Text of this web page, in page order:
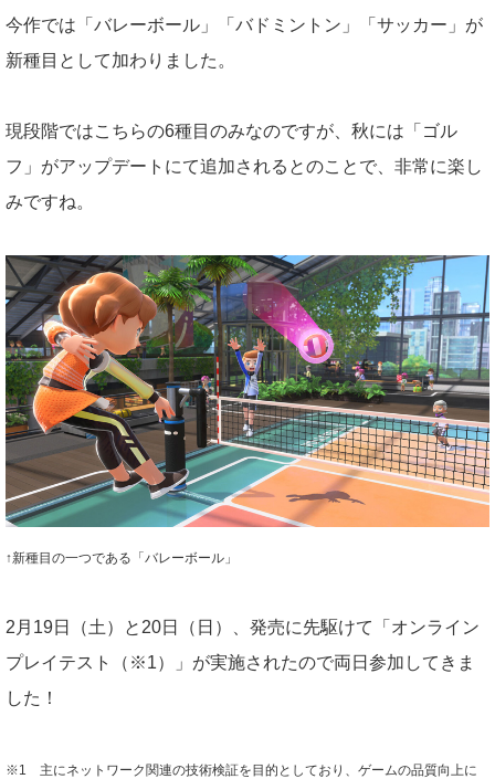
今作では「バレーボール」「バドミントン」「サッカー」が
新種目として加わりました。
現段階ではこちらの6種目のみなのですが、秋には「ゴル
フ」がアップデートにて追加されるとのことで、非常に楽し
みですね。
↑新種目の一つである「バレーボール」
2月19日（土）と20日（日）、発売に先駆けて「オンライン
プレイテスト（※1）」が実施されたので両日参加してきま
した！
※1 主にネットワーク関連の技術検証を目的としており、ゲームの品質向上に